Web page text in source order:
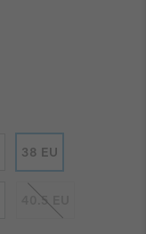
38 EU
40.5 EU